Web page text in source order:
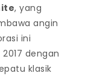
, yang
angin
ini
dengan
klasik